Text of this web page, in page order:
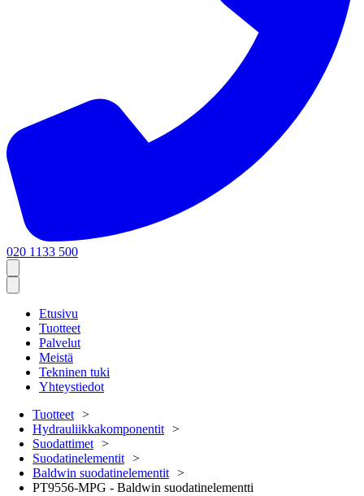
020 1133 500
Etusivu
Tuotteet
Palvelut
Meistä
Tekninen tuki
Yhteystiedot
Tuotteet
Hydrauliikkakomponentit
Suodattimet
Suodatinelementit
Baldwin suodatinelementit
PT9556-MPG - Baldwin suodatinelementti